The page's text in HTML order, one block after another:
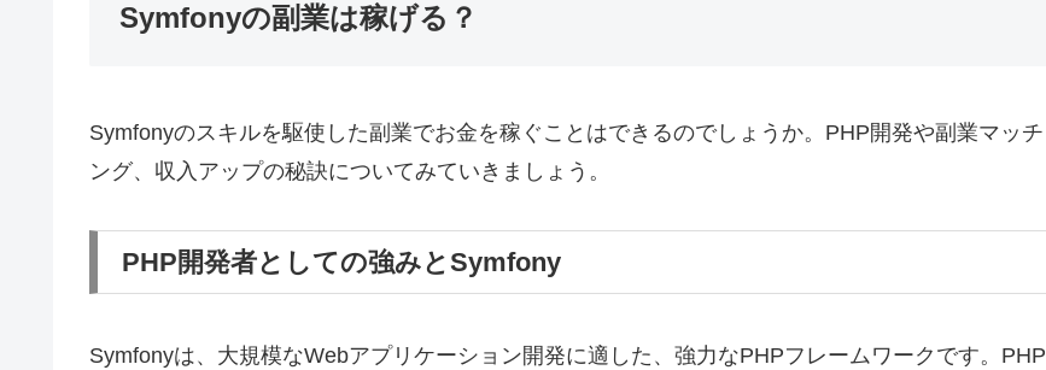
Symfonyの副業は稼げる？
Symfonyのスキルを駆使した副業でお金を稼ぐことはできるのでしょうか。PHP開発や副業マッチ
ング、収入アップの秘訣についてみていきましょう。
PHP開発者としての強みとSymfony
Symfonyは、大規模なWebアプリケーション開発に適した、強力なPHPフレームワークです。PHP